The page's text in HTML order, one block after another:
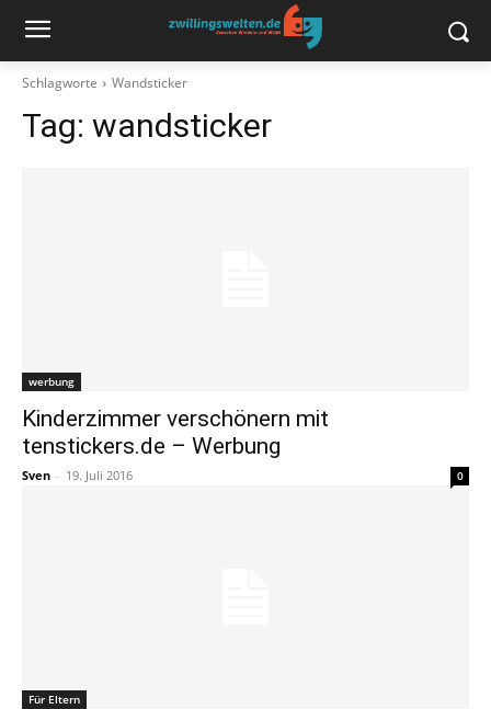
Schlagworte Wandsticker
Tag: wandsticker
werbung
Kinderzimmer verschönern mit
tenstickers.de – Werbung
Sven - 19. Juli 2016 0
Für Eltern